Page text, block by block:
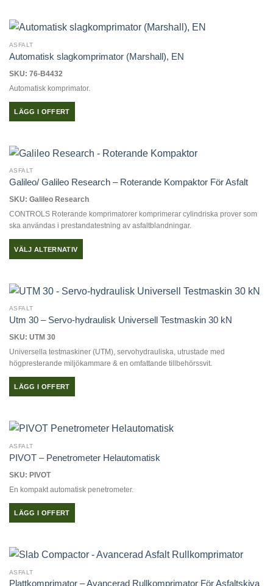
ASFALT
Automatisk slagkomprimator (Marshall), EN
SKU: 76-B4432
Automatisk komprimator.
LÄGG I OFFERT
ASFALT
Galileo/ Galileo Research – Roterande Kompaktor För Asfalt
SKU: Galileo Research
CONTROLS Roterande komprimatorer komprimerar cylindriska prover som
ska användas i prestandatestning av asfaltblandningar.
VÄLJ ALTERNATIV
produkten
flera
De
olika
alternativen
kan
ASFALT
Utm 30 – Servo-hydraulisk Universell Testmaskin 30 kN
SKU: UTM 30
Universella testmaskiner (UTM), servohydrauliska, utrustade med
högpresterande miljökammare & en omfattande tillbehörssvit.
LÄGG I OFFERT
ASFALT
PIVOT – Penetrometer Helautomatisk
SKU: PIVOT
En kompakt automatisk penetrometer.
LÄGG I OFFERT
ASFALT
Plattkomprimator – Avancerad Rullkomprimator För Asfaltskiva